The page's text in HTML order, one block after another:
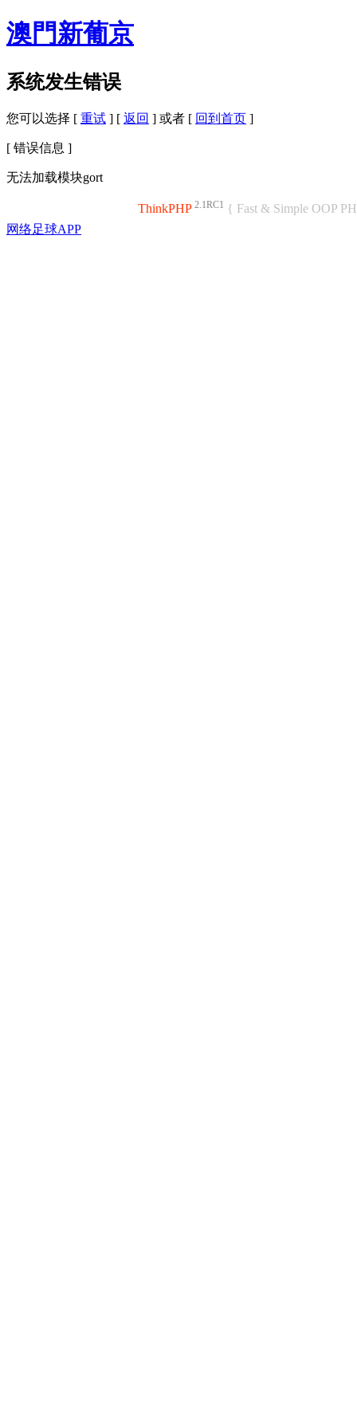
澳門新葡京
系统发生错误
您可以选择 [ 重试 ] [ 返回 ] 或者 [ 回到首页 ]
[ 错误信息 ]
无法加载模块gort
ThinkPHP 2.1RC1 { Fast & Simple OOP
网络足球APP